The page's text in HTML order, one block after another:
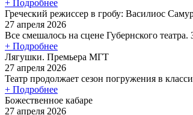
+ Подробнее
Греческий режиссер в гробу: Василиос
27 апреля 2026
Все смешалось на сцене Губернского
+ Подробнее
Лягушки. Премьера МГТ
27 апреля 2026
Театр продолжает сезон погружения в
+ Подробнее
Божественное кабаре
27 апреля 2026